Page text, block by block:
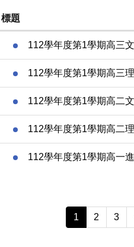
標題
112學年度第1學期高三
112學年度第1學期高三
112學年度第1學期高二
112學年度第1學期高二
112學年度第1學期高一
1 2 3